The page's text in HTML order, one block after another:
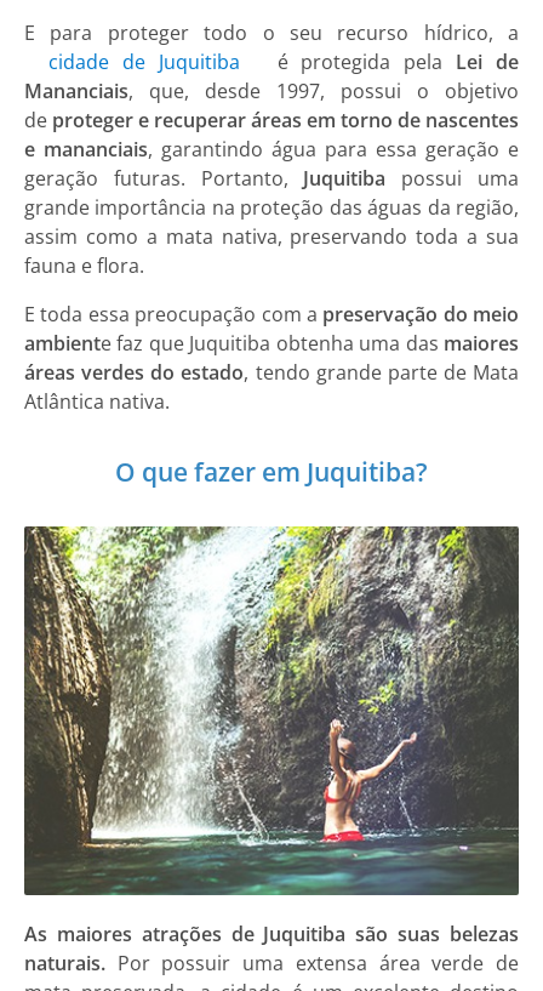
E para proteger todo o seu recurso hídrico, a
cidade de Juquitiba
é protegida pela Lei de
Mananciais, que, desde 1997, possui o objetivo
de proteger e recuperar áreas em torno de nascentes
e mananciais, garantindo água para essa geração e
geração futuras. Portanto, Juquitiba possui uma
grande importância na proteção das águas da região,
assim como a mata nativa, preservando toda a sua
fauna e flora.
E toda essa preocupação com a preservação do meio
ambiente faz que Juquitiba obtenha uma das maiores
áreas verdes do estado, tendo grande parte de Mata
Atlântica nativa.
O que fazer em Juquitiba?
As maiores atrações de Juquitiba são suas belezas
naturais. Por possuir uma extensa área verde de